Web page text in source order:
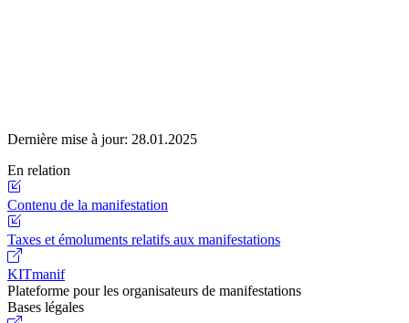
Dernière mise à jour: 28.01.2025
En relation
Contenu de la manifestation
Taxes et émoluments relatifs aux manifestations
KITmanif
Plateforme pour les organisateurs de manifestations
Bases légales